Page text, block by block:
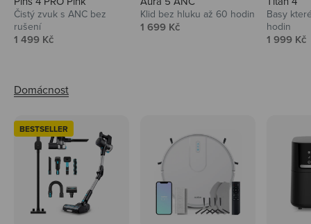
Čistý zvuk s ANC bez
rušení
Prodejní cena
1 499 Kč
Klid bez hluku až 60 hodin
Prodejní cena
1 699 Kč
Basy
hodin
Prodejní
1 999 Kč
BESTSELLER